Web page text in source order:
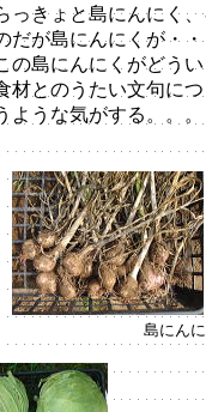
きょと島にんにく、
だが島にんにくが・
の島にんにくがどう
材とのうたい文句に
うな気がする。。。
ょ 島にんにくは